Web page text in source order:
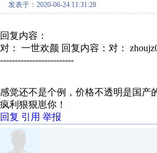
发表于：2020-06-24 11:31:28
回复内容：
对： 一世欢颜 回复内容：对：
-------------------------
感觉还不是个例，价格不透明是国
疯利狠狠崽你！
回复 引用 举报